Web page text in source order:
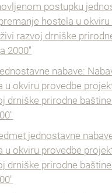
postupku
hostela u
razvoj drniške
2000"
nabave:
u okviru provedbe
drniške prirodne
jednostavne
u okviru provedbe
drniške prirodne